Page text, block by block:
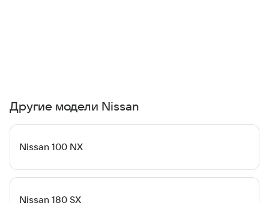
Другие модели Nissan
Nissan 100 NX
Nissan 180 SX